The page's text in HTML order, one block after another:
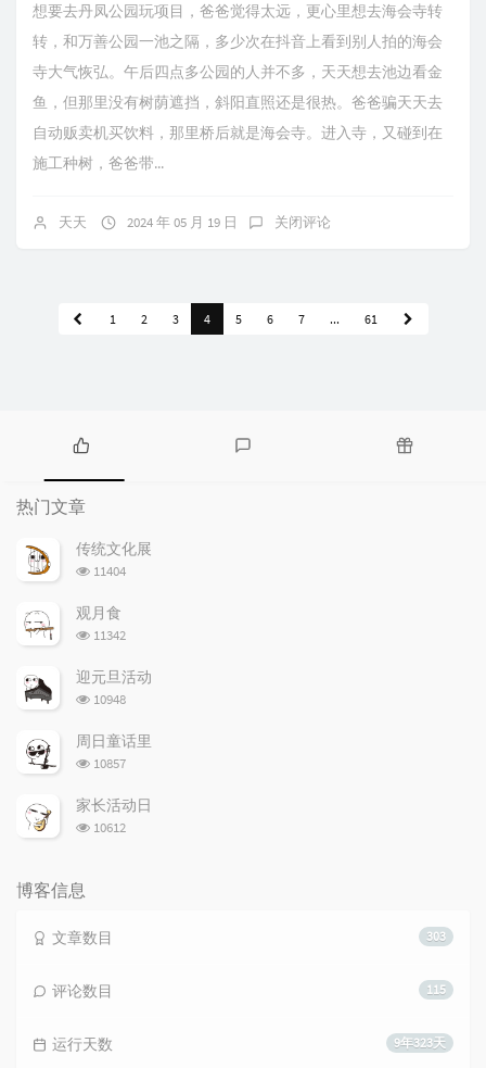
想要去丹凤公园玩项目，爸爸觉得太远，更心里想去海会寺转
转，和万善公园一池之隔，多少次在抖音上看到别人拍的海会
寺大气恢弘。午后四点多公园的人并不多，天天想去池边看金
鱼，但那里没有树荫遮挡，斜阳直照还是很热。爸爸骗天天去
自动贩卖机买饮料，那里桥后就是海会寺。进入寺，又碰到在
施工种树，爸爸带...
天天 2024 年 05 月 19 日 关闭评论
1 2 3 4 5 6 7 ... 61
热
门
文
章
热门文章
传统文化展
浏
次
数:
11404
观月食
浏
次
数:
11342
迎元旦活动
浏
次
数:
10948
周日童话里
浏
次
数:
10857
家长活动日
浏
10612
博客信息
303
文章数目
115
评论数目
9年323天
运行天数